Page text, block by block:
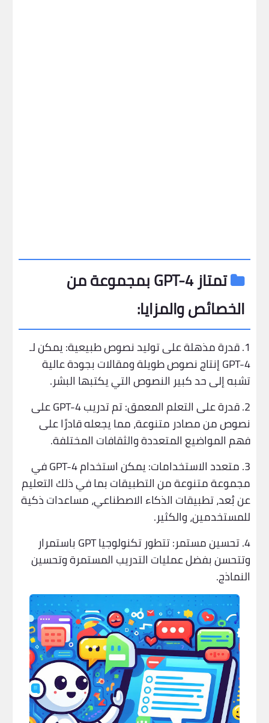
تمتاز GPT-4 بمجموعة من
الخصائص والمزايا:
1. قدرة مذهلة على توليد نصوص طبيعية: يمكن لـ
GPT-4 إنتاج نصوص طويلة ومقالات بجودة عالية
تشبه إلى حد كبير النصوص التي يكتبها البشر.
2. قدرة على التعلم المعمق: تم تدريب GPT-4 على
نصوص من مصادر متنوعة، مما يجعله قادرًا على
فهم المواضيع المتعددة والثقافات المختلفة.
3. متعدد الاستخدامات: يمكن استخدام GPT-4 في
مجموعة متنوعة من التطبيقات بما في ذلك التعليم
عن بُعد، تطبيقات الذكاء الاصطناعي، مساعدات ذكية
للمستخدمين، والكثير.
4. تحسين مستمر: تتطور تكنولوجيا GPT باستمرار
وتتحسن بفضل عمليات التدريب المستمرة وتحسين
النماذج.